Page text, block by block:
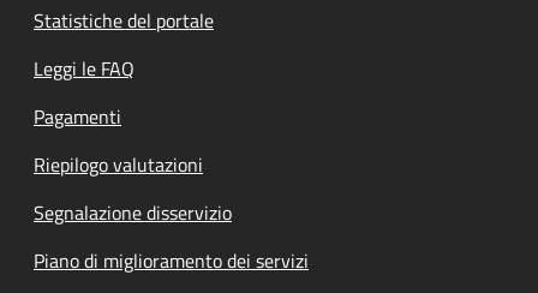
Statistiche del portale
Leggi le FAQ
Pagamenti
Riepilogo valutazioni
Segnalazione disservizio
Piano di miglioramento dei servizi